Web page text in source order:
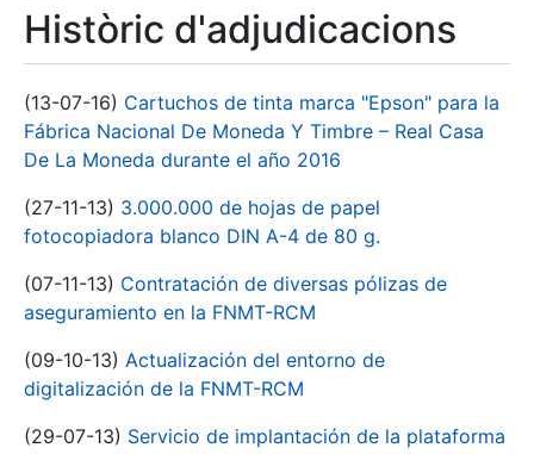
Històric d'adjudicacions
(13-07-16) Cartuchos de tinta marca "Epson" para la
Fábrica Nacional De Moneda Y Timbre – Real Casa
De La Moneda durante el año 2016
(27-11-13) 3.000.000 de hojas de papel
fotocopiadora blanco DIN A-4 de 80 g.
(07-11-13) Contratación de diversas pólizas de
aseguramiento en la FNMT-RCM
(09-10-13) Actualización del entorno de
digitalización de la FNMT-RCM
(29-07-13) Servicio de implantación de la plataforma